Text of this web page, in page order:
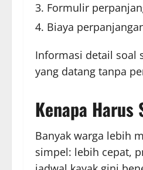
Formulir
Biaya
Informasi detail soal
yang datang tanpa
Kenapa
Banyak warga lebih
simpel: lebih cepat,